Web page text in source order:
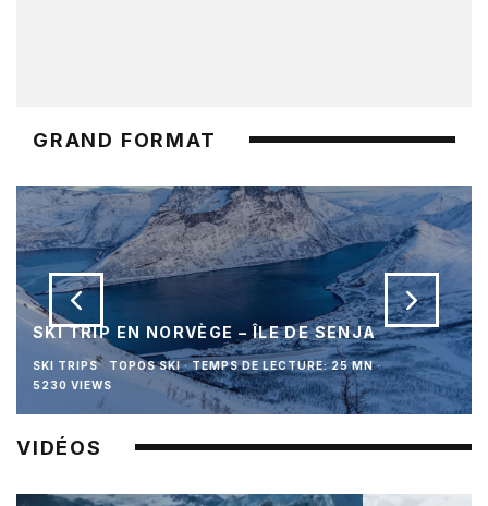
GRAND FORMAT
SKI TRIP EN NORVÈGE – ÎLE DE SENJA
SKI TRIPS TOPOS SKI · TEMPS DE LECTURE: 25 MN ·
5230 VIEWS
VIDÉOS